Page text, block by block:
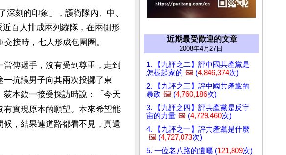
刻的印象」，護衛隊內、中、
百人排成兩列縱隊，在兩側形
接時，七人形成包圍圈。
當傳遞手，沒有受到尊重，走到
一抗議男子向其兩次投擲了東
荻本欽一接受採訪時說：「今天
有實現原本的願望。本來希望能
候，結果連道路都看不見，真遺
近期最受歡迎的文章
2008年4月27日
1. 【九評之二】評中國共產黨是
怎樣起家的 🖼️ (4,846,374次)
2. 【九評之三】評中國共產黨的
暴政 🖼️ (4,760,186次)
3. 【九評之四】評共產黨是反宇
宙的力量 🖼️ (4,729,460次)
4. 【九評之一】評共產黨是什麼
🖼️ (4,727,073次)
5. 一位老八路的遺囑 (121,809次)